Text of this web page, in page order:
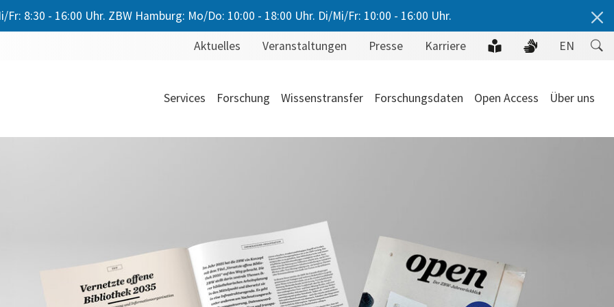
8:30 - 16:00 Uhr. ZBW Hamburg: Mo/Do: 10:00 - 18:00 Uhr. Di/Mi/Fr: 10:00 - 16:00 Uhr.
Aktuelles
Veranstaltungen Presse Karriere EN
Services Forschung Wissenstransfer Forschungsdaten Open Access Über uns